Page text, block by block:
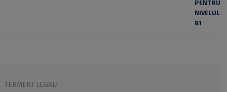
TERMENI LEGALI